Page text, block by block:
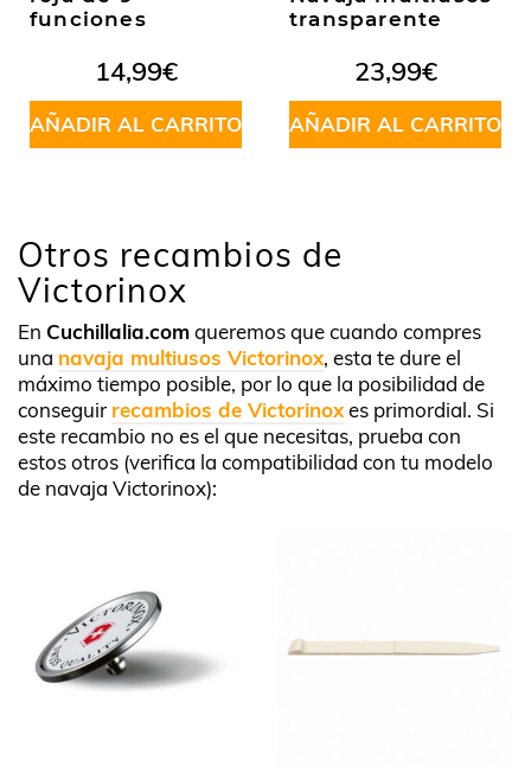
funciones
14,99€
AÑADIR AL CARRITO
transparente
23,99€
AÑADIR AL CARRITO
Otros recambios de
Victorinox
En Cuchillalia.comqueremos que cuando compres
una navaja multiusos Victorinox, esta te dure el
máximo tiempo posible, por lo que la posibilidad de
conseguir recambios de Victorinoxes primordial. Si
este recambio no es el que necesitas, prueba con
estos otros (verifica la compatibilidad con tu modelo
de navaja Victorinox):